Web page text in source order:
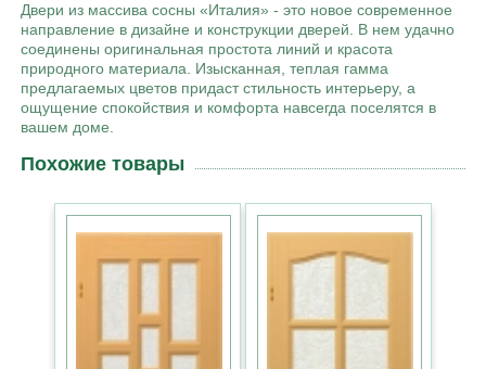
Двери из массива сосны «Италия» - это новое современное
направление в дизайне и конструкции дверей. В нем удачно
соединены оригинальная простота линий и красота
природного материала. Изысканная, теплая гамма
предлагаемых цветов придаст стильность интерьеру, а
ощущение спокойствия и комфорта навсегда поселятся в
вашем доме.
Похожие товары